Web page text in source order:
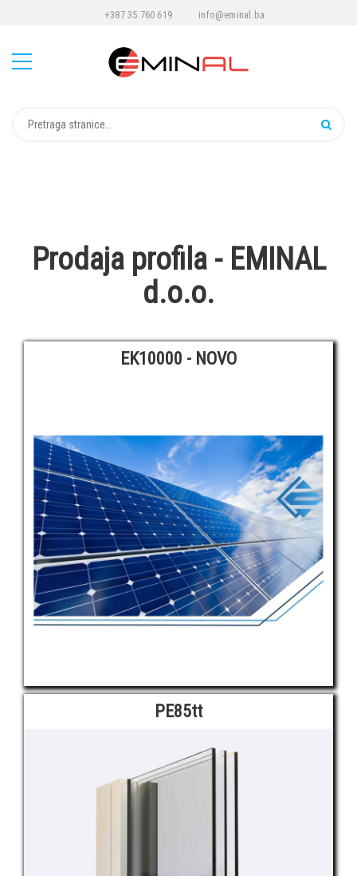
+387 35 760 619 info@eminal.ba
Prodaja profila - EMINAL
d.o.o.
EK10000 - NOVO
PE85tt